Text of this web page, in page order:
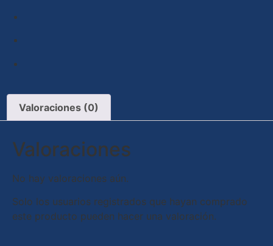
Valoraciones (0)
Valoraciones
No hay valoraciones aún.
Solo los usuarios registrados que hayan comprado
este producto pueden hacer una valoración.